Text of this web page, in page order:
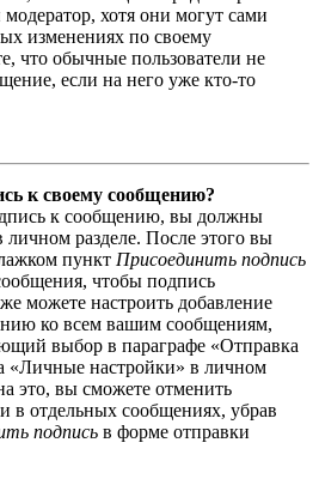
хотя они могут сами
изменениях по своему
что обычные пользователи не
если на него уже кто-то
к своему сообщению?
к сообщению, вы должны
личном разделе. После этого вы
пункт Присоединить подпись
чтобы подпись
можете настроить добавление
ко всем вашим сообщениям,
выбор в параграфе «Отправка
«Личные настройки» в личном
это, вы сможете отменить
в отдельных сообщениях, убрав
подпись в форме отправки